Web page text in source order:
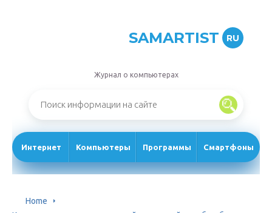
SAMARTIST RU
Журнал о компьютерах
Интернет Компьютеры Программы Смартфоны
Home